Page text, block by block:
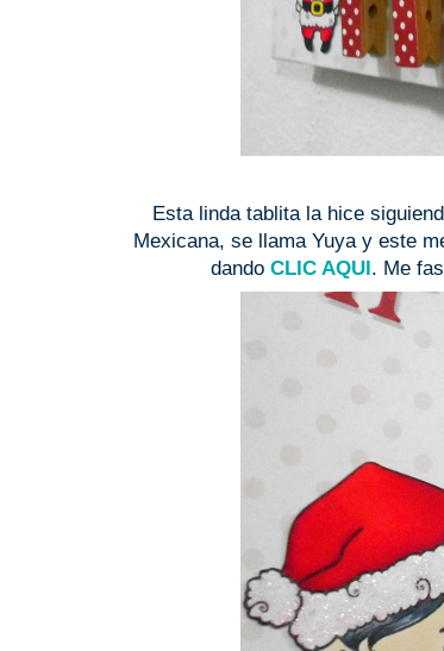
Esta linda tablita la hice
Mexicana, se llama Yuya y este
dando CLIC AQUI. Me